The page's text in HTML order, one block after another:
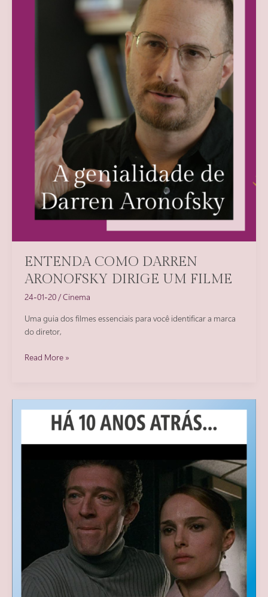
ENTENDA COMO DARREN
ARONOFSKY DIRIGE UM FILME
24-01-20/Cinema
Uma guia dos filmes essenciais para você identificar a marca
do diretor,
Entenda
dirige
Read More »